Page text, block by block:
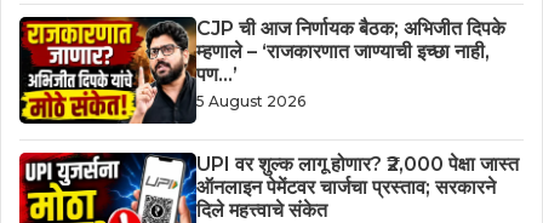
CJP ची आज निर्णायक बैठक; अभिजीत दिपके
म्हणाले – ‘राजकारणात जाण्याची इच्छा नाही,
पण…’
5 August 2026
UPI वर शुल्क लागू होणार? ₹2,000 पेक्षा जास्त
ऑनलाइन पेमेंटवर चार्जचा प्रस्ताव; सरकारने
दिले महत्त्वाचे संकेत